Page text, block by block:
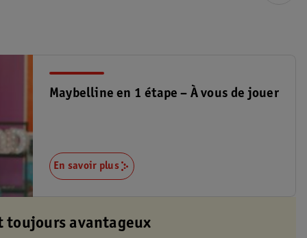
Maybelline en 1 étape – À vous de jouer
En savoir plus
toujours avantageux